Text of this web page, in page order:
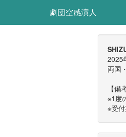
劇団空感演人
2025
両国
【備
※1度
※受